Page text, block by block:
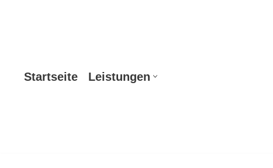
Startseite Leistungen